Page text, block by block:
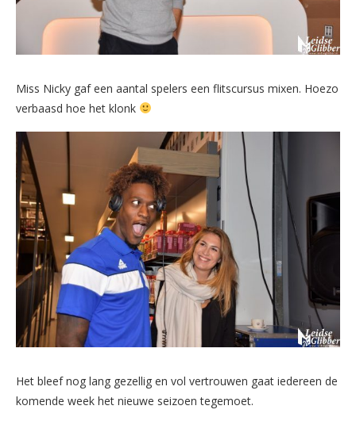
Miss Nicky gaf een aantal spelers een flitscursus mixen. Hoezo
verbaasd hoe het klonk
Het bleef nog lang gezellig en vol vertrouwen gaat iedereen de
komende week het nieuwe seizoen tegemoet.